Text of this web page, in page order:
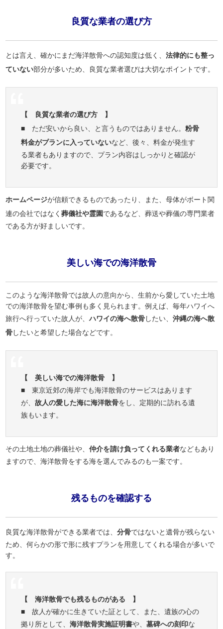
良質な業者の選び方
とは言え、確かにまだ海洋散骨への認知度は低く、法律的にも整っ
ていない部分が多いため、良質な業者選びは大切なポイントです。
【 良質な業者の選び方 】
■ ただ安いから良い、と言うものではありません。粉骨
料金がプランに入っていないなど、後々、料金が発生す
る業者もありますので、プラン内容はしっかりと確認が
必要です。
ホームページが信頼できるものであったり、また、母体がボート関
連の会社ではなく葬儀社や霊園であるなど、葬送や葬儀の専門業者
である方が好ましいです。
美しい海での海洋散骨
このような海洋散骨では故人の意向から、生前から愛していた土地
での海洋散骨を望む事例も多く見られます。例えば、毎年ハワイへ
旅行へ行っていた故人が、ハワイの海へ散骨したい、沖縄の海へ散
骨したいと希望した場合などです。
【 美しい海での海洋散骨 】
■ 東京近郊の海岸でも海洋散骨のサービスはあります
が、故人の愛した海に海洋散骨をし、定期的に訪れる遺
族もいます。
その土地土地の葬儀社や、仲介を請け負ってくれる業者などもあり
ますので、海洋散骨をする海を選んでみるのも一案です。
残るものを確認する
良質な海洋散骨ができる業者では、分骨ではないと遺骨が残らない
ため、何らかの形で形に残すプランを用意してくれる場合が多いで
す。
【 海洋散骨でも残るものがある 】
■ 故人が確かに生きていた証として、また、遺族の心の
拠り所として、海洋散骨実施証明書や、墓碑への刻印な